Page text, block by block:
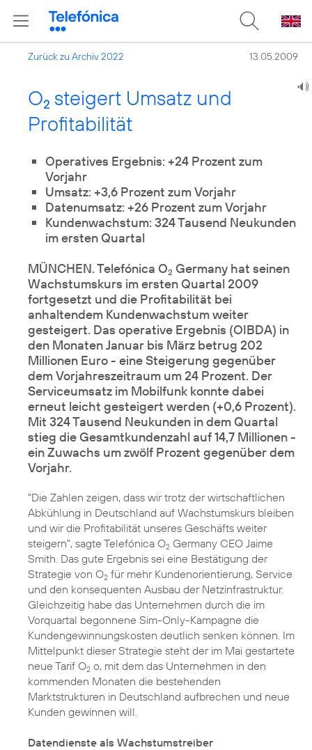
Zurück zu Archiv 2022 13.05.2009
O2 steigert Umsatz und
Profitabilität
Operatives Ergebnis: +24 Prozent zum
Vorjahr
Umsatz: +3,6 Prozent zum Vorjahr
Datenumsatz: +26 Prozent zum Vorjahr
Kundenwachstum: 324 Tausend Neukunden
im ersten Quartal
MÜNCHEN. Telefónica O2 Germany hat seinen
Wachstumskurs im ersten Quartal 2009
fortgesetzt und die Profitabilität bei
anhaltendem Kundenwachstum weiter
gesteigert. Das operative Ergebnis (OIBDA) in
den Monaten Januar bis März betrug 202
Millionen Euro - eine Steigerung gegenüber
dem Vorjahreszeitraum um 24 Prozent. Der
Serviceumsatz im Mobilfunk konnte dabei
erneut leicht gesteigert werden (+0,6 Prozent).
Mit 324 Tausend Neukunden in dem Quartal
stieg die Gesamtkundenzahl auf 14,7 Millionen -
ein Zuwachs um zwölf Prozent gegenüber dem
Vorjahr.
"Die Zahlen zeigen, dass wir trotz der wirtschaftlichen
Abkühlung in Deutschland auf Wachstumskurs bleiben
und wir die Profitabilität unseres Geschäfts weiter
steigern", sagte Telefónica O2 Germany CEO Jaime
Smith. Das gute Ergebnis sei eine Bestätigung der
Strategie von O2 für mehr Kundenorientierung, Service
und den konsequenten Ausbau der Netzinfrastruktur.
Gleichzeitig habe das Unternehmen durch die im
Vorquartal begonnene Sim-Only-Kampagne die
Kundengewinnungskosten deutlich senken können. Im
Mittelpunkt dieser Strategie steht der im Mai gestartete
neue Tarif O2 o, mit dem das Unternehmen in den
kommenden Monaten die bestehenden
Marktstrukturen in Deutschland aufbrechen und neue
Kunden gewinnen will.
Datendienste als Wachstumstreiber